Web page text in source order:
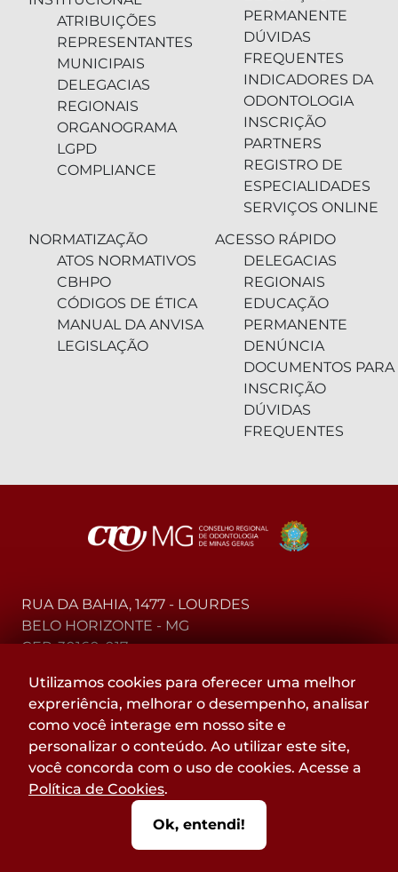
ATRIBUIÇÕES
REPRESENTANTES
MUNICIPAIS
DELEGACIAS
REGIONAIS
ORGANOGRAMA
LGPD
COMPLIANCE
PERMANENTE
DÚVIDAS
FREQUENTES
INDICADORES DA
ODONTOLOGIA
INSCRIÇÃO
PARTNERS
REGISTRO DE
ESPECIALIDADES
SERVIÇOS ONLINE
NORMATIZAÇÃO
ATOS NORMATIVOS
CBHPO
CÓDIGOS DE ÉTICA
MANUAL DA ANVISA
LEGISLAÇÃO
ACESSO RÁPIDO
DELEGACIAS
REGIONAIS
EDUCAÇÃO
PERMANENTE
DENÚNCIA
DOCUMENTOS PARA
INSCRIÇÃO
DÚVIDAS
FREQUENTES
RUA DA BAHIA, 1477 - LOURDES
BELO HORIZONTE - MG
CEP: 30160-017
(31) 2104-3000 - WhatsApp
0800-015-4000 - Telefone
Acompanhe
@CROMGOFICIAL
nas redes sociais:
Utilizamos cookies para oferecer uma melhor
expreriência, melhorar o desempenho, analisar
como você interage em nosso site e
personalizar o conteúdo. Ao utilizar este site,
você concorda com o uso de cookies. Acesse a
Política de Cookies.
Ok, entendi!